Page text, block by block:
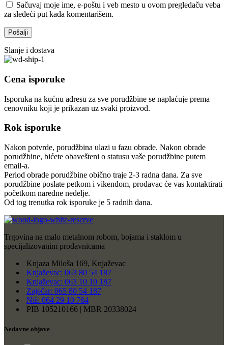
Sačuvaj moje ime, e-poštu i veb mesto u ovom pregledaču veba
za sledeći put kada komentarišem.
Slanje i dostava
Cena isporuke
Isporuka na kućnu adresu za sve porudžbine se naplaćuje prema
cenovniku koji je prikazan uz svaki proizvod.
Rok isporuke
Nakon potvrde, porudžbina ulazi u fazu obrade. Nakon obrade
porudžbine, bićete obavešteni o statusu vaše porudžbine putem
email-a.
Period obrade porudžbine obično traje 2-3 radna dana. Za sve
porudžbine poslate petkom i vikendom, prodavac će vas kontaktirati
početkom naredne nedelje.
Od tog trenutka rok isporuke je 5 radnih dana.
Trgovina na malo metalnom robom, bojama i staklom u
specijalizovanim prodavnicama
Knjaza Miloša 169, Knjaževac
Knjaževac: 063 80 54 187
Knjaževac: 063 10 10 187
Zaječar: 065 80 54 187
Niš: 064 29 10 764
PIB 105210166 | MBR 20338024
Nedavne objave